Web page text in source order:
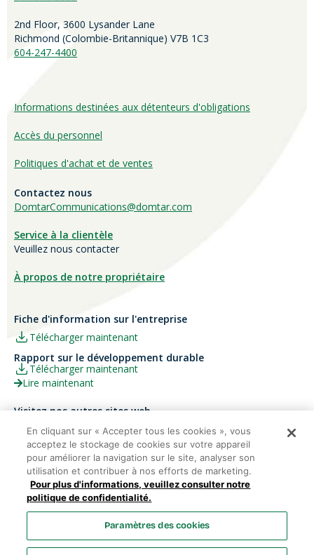
2nd Floor, 3600 Lysander Lane
Richmond (Colombie-Britannique) V7B 1C3
604-247-4400
Informations destinées aux détenteurs d'obligations
Accès du personnel
Politiques d'achat et de ventes
Contactez nous
DomtarCommunications@domtar.com
Service à la clientèle
Veuillez nous contacter
À propos de notre propriétaire
Fiche d'information sur l'entreprise
Télécharger maintenant
Rapport sur le développement durable
Télécharger maintenant
Lire maintenant
Visitez nos autres sites web
Carrières
Ariva
Papier Xerox® Canada
Xerox® Paper USA
Domtar Corporation 2025. Tous droits réservés.
Termes et Conditions
Politique de vie privée
Énoncé sur
En cliquant sur « Accepter tous les cookies », vous
acceptez le stockage de cookies sur votre appareil
pour améliorer la navigation sur le site, analyser son
utilisation et contribuer à nos efforts de marketing.
Pour plus d'informations, veuillez consulter notre
politique de confidentialité.
Paramètres des cookies